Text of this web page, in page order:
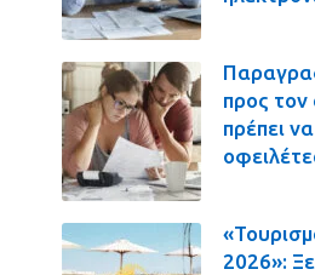
προς
πρέπει
2026»: